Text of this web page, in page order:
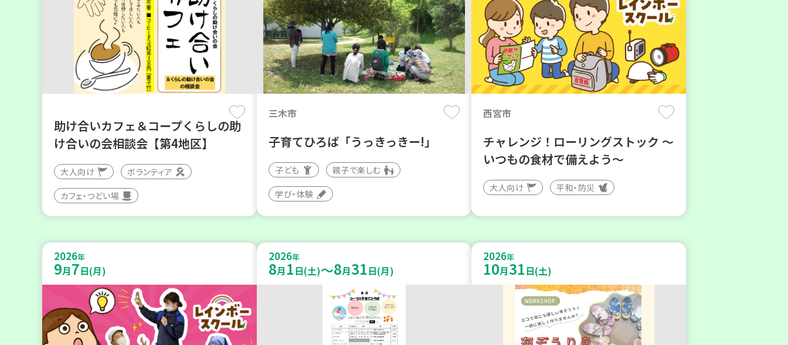
助け合いカフェ＆コープくらしの助
け合いの会相談会【第4地区】
大人向け ボランティア
カフェ・つどい場
三木市
子育てひろば「うっきっきー!」
子ども 親子で楽しむ
学び・体験
西宮市
チャレンジ！ローリングストック ～
いつもの食材で備えよう～
大人向け 平和・防災
2026年
9月7日(月)
2026年
8月 1日(土)～8月31日(月)
2026年
10月31日(土)